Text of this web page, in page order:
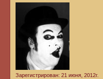
Зарегистрирован: 21 июня, 2012г.